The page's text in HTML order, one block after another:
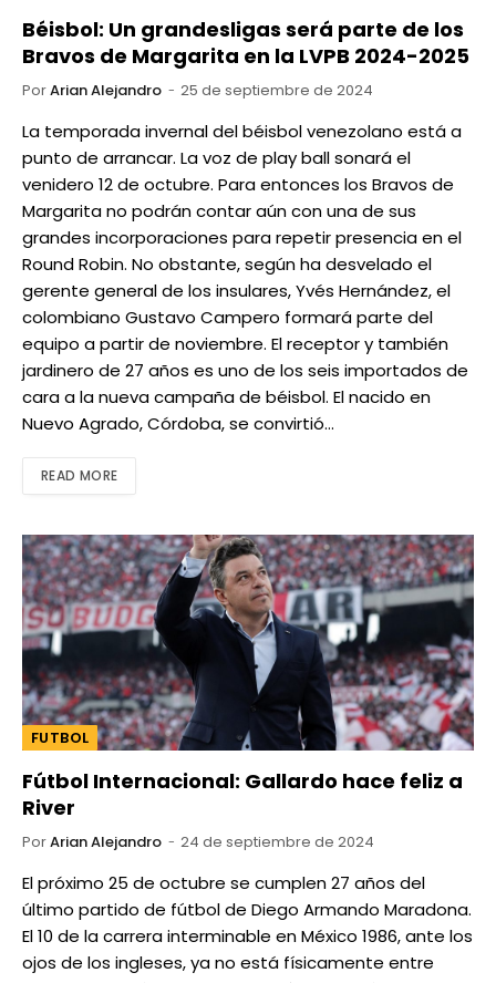
Béisbol: Un grandesligas será parte de los
Bravos de Margarita en la LVPB 2024-2025
PorArian Alejandro 25 de septiembre de 2024
La temporada invernal del béisbol venezolano está a
punto de arrancar. La voz de play ball sonará el
venidero 12 de octubre. Para entonces los Bravos de
Margarita no podrán contar aún con una de sus
grandes incorporaciones para repetir presencia en el
Round Robin. No obstante, según ha desvelado el
gerente general de los insulares, Yvés Hernández, el
colombiano Gustavo Campero formará parte del
equipo a partir de noviembre. El receptor y también
jardinero de 27 años es uno de los seis importados de
cara a la nueva campaña de béisbol. El nacido en
Nuevo Agrado, Córdoba, se convirtió…
READ MORE
FUTBOL
Fútbol Internacional: Gallardo hace feliz a
River
PorArian Alejandro 24 de septiembre de 2024
El próximo 25 de octubre se cumplen 27 años del
último partido de fútbol de Diego Armando Maradona.
El 10 de la carrera interminable en México 1986, ante los
ojos de los ingleses, ya no está físicamente entre